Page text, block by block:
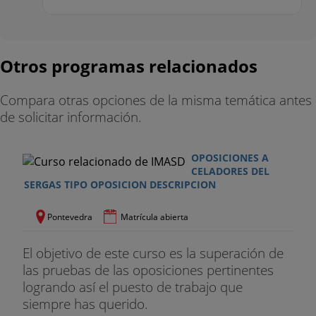
Celador Gratis avalados por la Universidad de
- Curso Comunicación en el contexto sanitario (10
- Curso Actuación y prevención de riesgos
biológicos en el ámbito hospitalario (10 Créditos
- Curso Cuidado humanizado del adulto mayor (10
Créditos ECTS)
Otros programas relacionados
Compara otras opciones de la misma temática antes
de solicitar información.
OPOSICIONES A
CELADORES DEL
SERGAS TIPO OPOSICION DESCRIPCION
Pontevedra Matrícula abierta
El objetivo de este curso es la superación de
las pruebas de las oposiciones pertinentes
logrando así el puesto de trabajo que
siempre has querido.